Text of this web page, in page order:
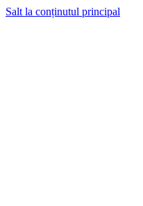
Salt la conținutul principal